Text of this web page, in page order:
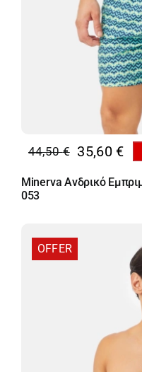
44,50€
Original
price
was:
35,60 €
Η
τρέχουσα
τιμή
Minerva Ανδρικό
053
OFFER